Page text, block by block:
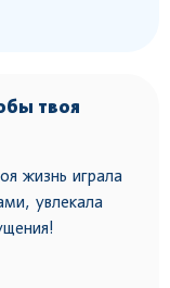
твоя
жизнь играла
увлекала